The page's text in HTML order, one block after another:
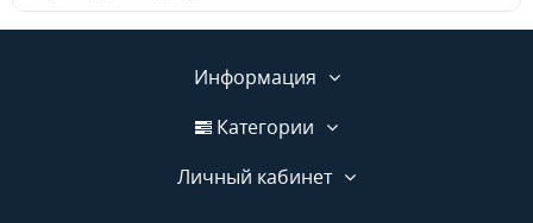
Информация
Категории
Личный кабинет